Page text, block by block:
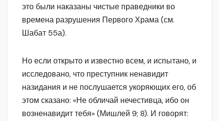
это были наказаны чистые праведники во
времена разрушения Первого Храма (см.
Шабат 55а).
Но если открыто и известно всем, и испытано, и
исследовано, что преступник ненавидит
назидания и не послушается укоряющих его, об
этом сказано: «Не обличай нечестивца, ибо он
возненавидит тебя» (Мишлей 9; 8). И говорят: